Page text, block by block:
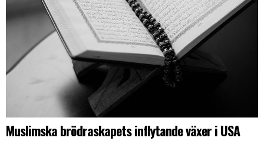
Muslimska brödraskapets inflytande växer i USA